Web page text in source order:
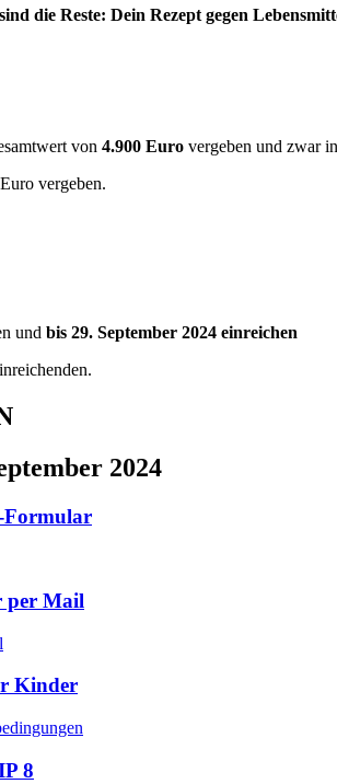
die Reste: Dein Rezept gegen
von 4.900 Euro vergeben und zwar
vergeben.
und bis 29. September 2024 einreichen
2024
Formular
per Mail
Kinder
8